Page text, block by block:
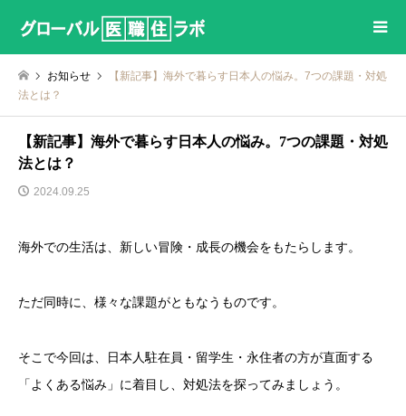
お知らせ
【新記事】海外で暮らす日本人の悩み。7つの課題・対処
法とは？
【新記事】海外で暮らす日本人の悩み。7つの課題・対処
法とは？
2024.09.25
海外での生活は、新しい冒険・成長の機会をもたらします。
ただ同時に、様々な課題がともなうものです。
そこで今回は、日本人駐在員・留学生・永住者の方が直面する
「よくある悩み」に着目し、対処法を探ってみましょう。